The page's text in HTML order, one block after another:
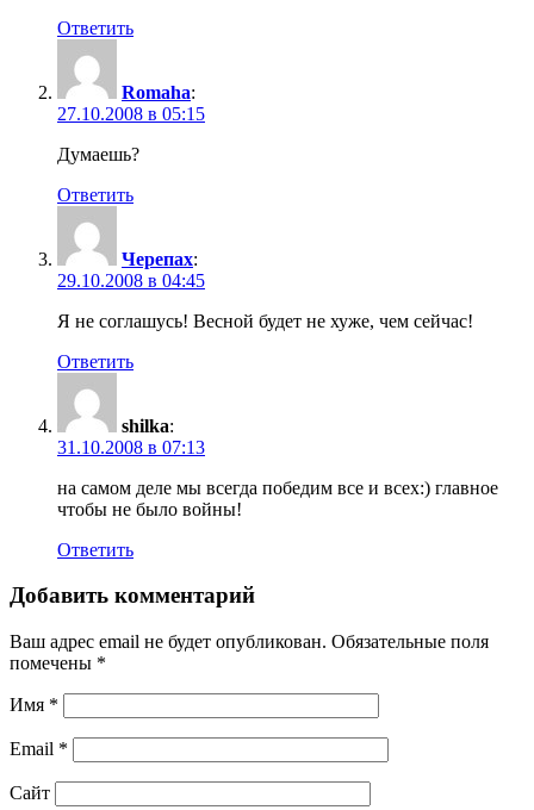
Ответить
Romaha:
27.10.2008 в 05:15
Думаешь?
Ответить
Черепах:
29.10.2008 в 04:45
Я не соглашусь! Весной будет не хуже, чем сейчас!
Ответить
shilka:
31.10.2008 в 07:13
на самом деле мы всегда победим все и всех:) главное
чтобы не было войны!
Ответить
Добавить комментарий
Ваш адрес email не будет опубликован. Обязательные поля
помечены *
Имя *
Email *
Сайт